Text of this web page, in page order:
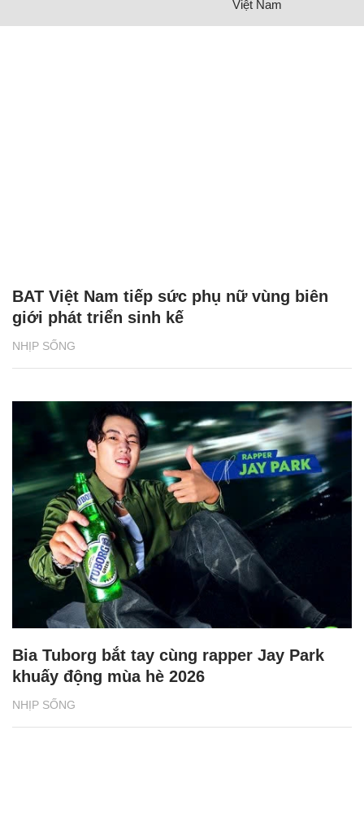
Việt Nam
NHỊP SỐNG
BAT Việt Nam tiếp sức phụ nữ vùng biên
giới phát triển sinh kế
NHỊP SỐNG
Bia Tuborg bắt tay cùng rapper Jay Park
khuấy động mùa hè 2026